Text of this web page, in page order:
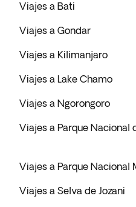
Viajes a Bati
Viajes a Gondar
Viajes a Kilimanjaro
Viajes a Lake Chamo
Viajes a Ngorongoro
Viajes a Parque Nacional
Viajes a Parque Nacional
Viajes a Selva de Jozani